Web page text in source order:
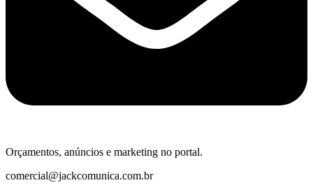
Orçamentos, anúncios e marketing no portal.
comercial@jackcomunica.com.br